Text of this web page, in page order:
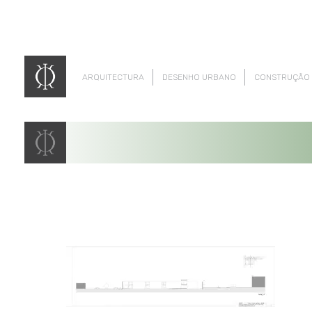
ARQUITECTURA DESENHO URBANO CONSTRUÇÃO